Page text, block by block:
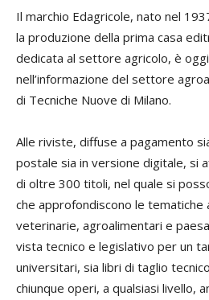
Il marchio Edagricole, nato nel
la produzione della prima casa
dedicata al settore agricolo, è
nell’informazione del settore
di Tecniche Nuove di Milano.
Alle riviste, diffuse a pagamento
postale sia in versione digitale, si
di oltre 300 titoli, nel quale si
che approfondiscono le tematiche
veterinarie, agroalimentari e
vista tecnico e legislativo per un
universitari, sia libri di taglio
chiunque operi, a qualsiasi livello,